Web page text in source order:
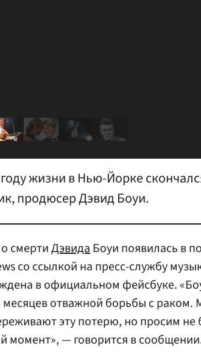
жизни в Нью-Йорке
продюсер Дэвид Боуи.
смертиДэвидаБоуи появилась в
со ссылкой на пресс-службу
в официальном фейсбуке.
месяцев отважной борьбы с
эту потерю, но просим не
момент», — говорится в